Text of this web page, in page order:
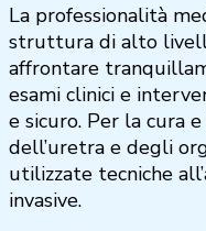
La professionalità
struttura di alto
affrontare
esami clinici e
e sicuro. Per la cura
dell’uretra e degli
utilizzate tecniche
invasive.